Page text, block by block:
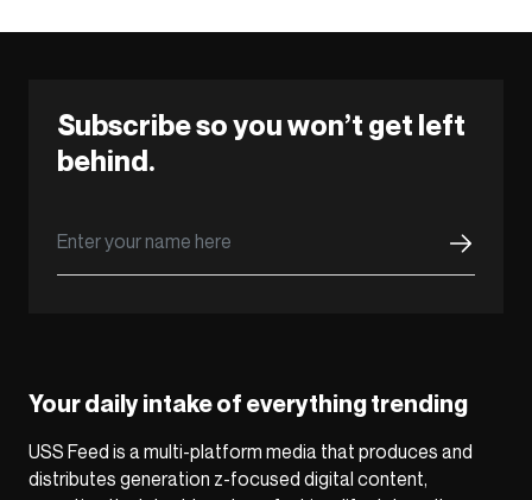
Subscribe so you won’t get left
behind.
Your daily intake of everything trending
USS Feed is a multi-platform media that produces and
distributes generation z-focused digital content,